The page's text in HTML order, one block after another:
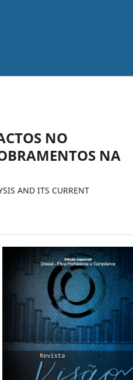
NO
NA
AND ITS CURRENT